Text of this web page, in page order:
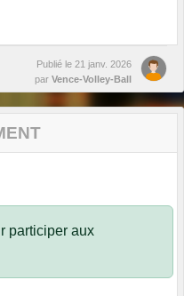
Publié le 21 janv. 2026
par Vence-Volley-Ball
participer aux